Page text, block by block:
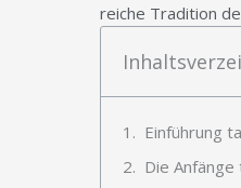
reiche Tradition
Einführung
Die